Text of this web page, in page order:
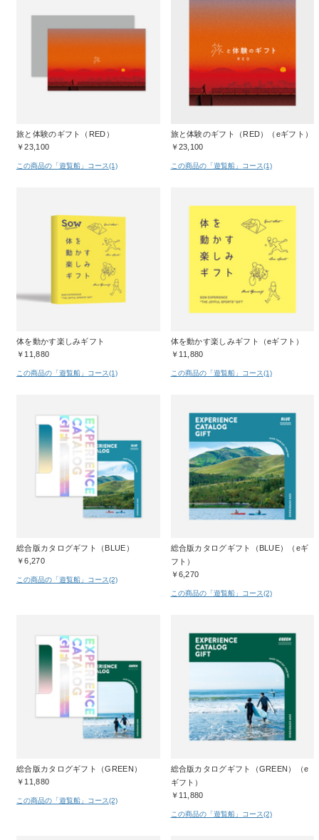
旅と体験のギフト（RED）
￥23,100
この商品の「遊覧船」コース(1)
旅と体験のギフト（RED）（eギフト）
￥23,100
この商品の「遊覧船」コース(1)
体を動かす楽しみギフト
￥11,880
この商品の「遊覧船」コース(1)
体を動かす楽しみギフト（eギフト）
￥11,880
この商品の「遊覧船」コース(1)
総合版カタログギフト（BLUE）
￥6,270
この商品の「遊覧船」コース(2)
総合版カタログギフト（BLUE）（eギ
フト）
￥6,270
この商品の「遊覧船」コース(2)
総合版カタログギフト（GREEN）
￥11,880
この商品の「遊覧船」コース(2)
総合版カタログギフト（GREEN）（e
ギフト）
￥11,880
この商品の「遊覧船」コース(2)